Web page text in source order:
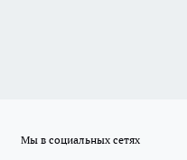
Мы в социальных сетях